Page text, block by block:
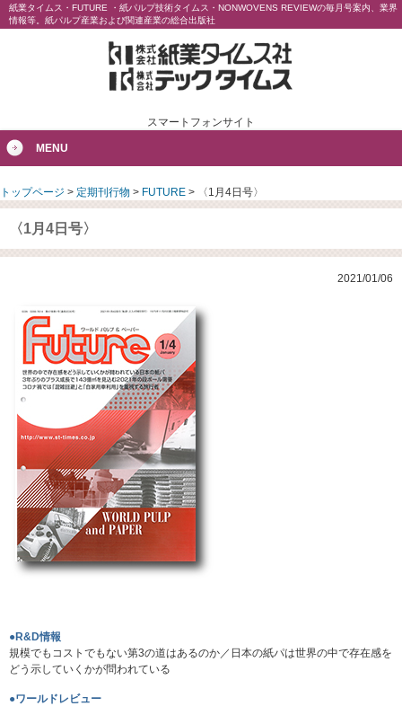
紙業タイムス・FUTURE ・紙パルプ技術タイムス・NONWOVENS REVIEWの毎月号案内、業界
情報等。紙パルプ産業および関連産業の総合出版社
スマートフォンサイト
MENU
トップページ > 定期刊行物 > FUTURE > 〈1月4日号〉
〈1月4日号〉
2021/01/06
●R&D情報
規模でもコストでもない第3の道はあるのか／日本の紙パは世界の中で存在感を
どう示していくかが問われている
●ワールドレビュー